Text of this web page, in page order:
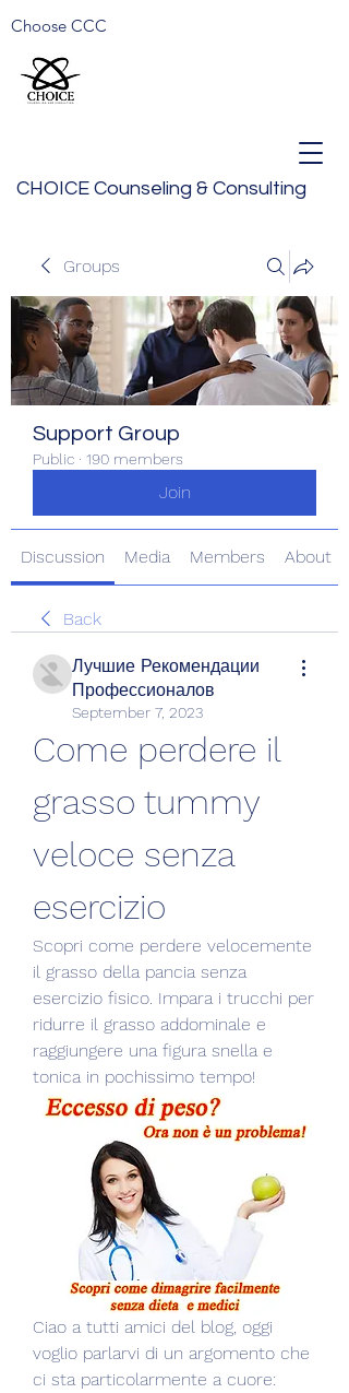
CHOICE Counseling & Consulting
Choose CCC
Groups
Support Group
Public · 190 members
Join
Discussion Media Members About
Back
Лучшие Рекомендации
Профессионалов
September 7, 2023
Come perdere il
grasso tummy
veloce senza
esercizio
Scopri come perdere velocemente
il grasso della pancia senza
esercizio fisico. Impara i trucchi per
ridurre il grasso addominale e
raggiungere una figura snella e
tonica in pochissimo tempo!
Ciao a tutti amici del blog, oggi
voglio parlarvi di un argomento che
ci sta particolarmente a cuore: